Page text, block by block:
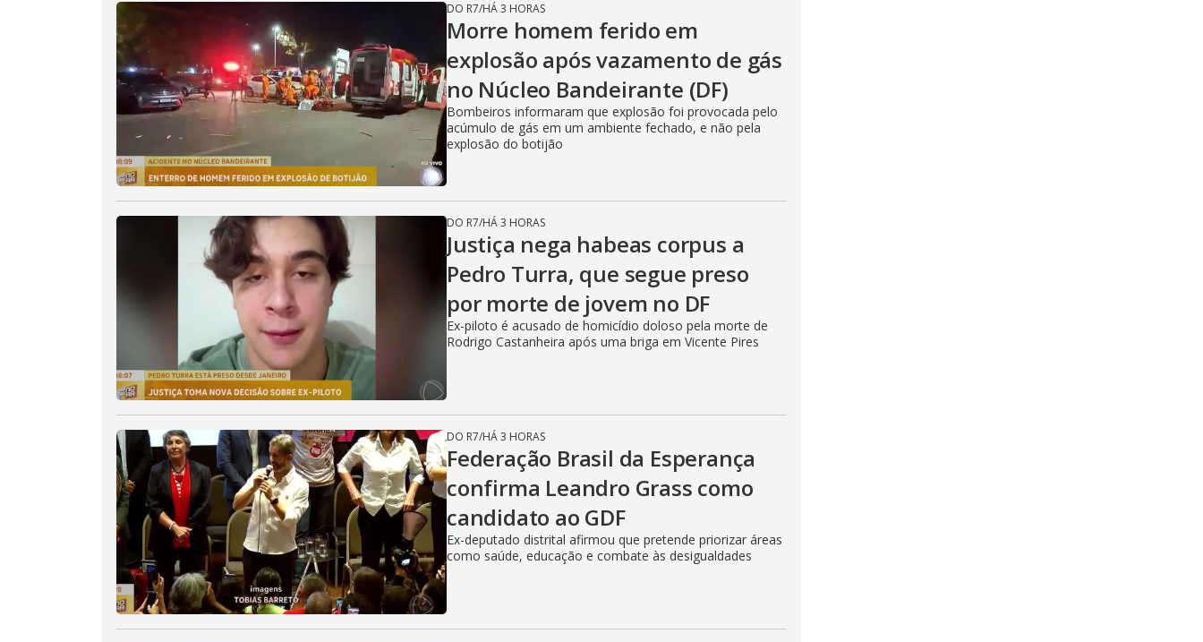
DO R7/HÁ 3 HORAS
Morre homem ferido em
explosão após vazamento de gás
no Núcleo Bandeirante (DF)
Bombeiros informaram que explosão foi provocada pelo
acúmulo de gás em um ambiente fechado, e não pela
explosão do botijão
DO R7/HÁ 3 HORAS
Justiça nega habeas corpus a
Pedro Turra, que segue preso
por morte de jovem no DF
Ex-piloto é acusado de homicídio doloso pela morte de
Rodrigo Castanheira após uma briga em Vicente Pires
DO R7/HÁ 3 HORAS
Federação Brasil da Esperança
confirma Leandro Grass como
candidato ao GDF
Ex-deputado distrital afirmou que pretende priorizar áreas
como saúde, educação e combate às desigualdades